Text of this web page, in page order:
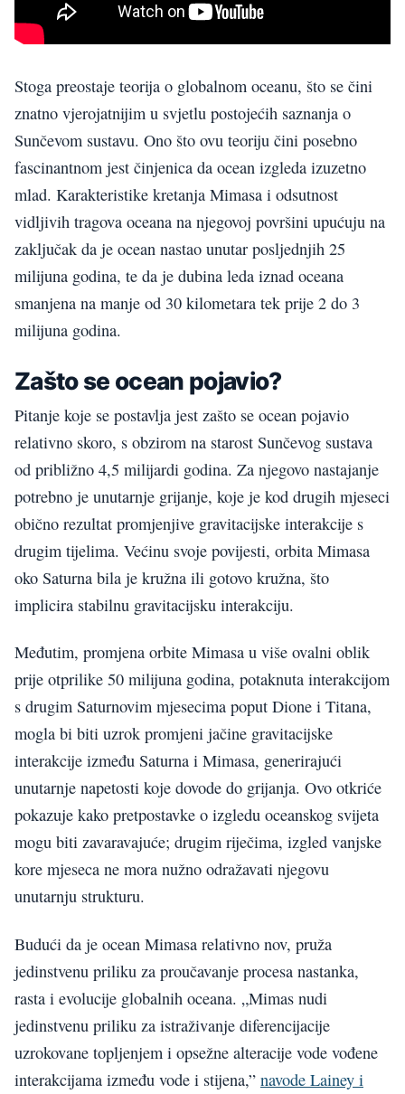
Stoga preostaje teorija o globalnom oceanu, što se čini
znatno vjerojatnijim u svjetlu postojećih saznanja o
Sunčevom sustavu. Ono što ovu teoriju čini posebno
fascinantnom jest činjenica da ocean izgleda izuzetno
mlad. Karakteristike kretanja Mimasa i odsutnost
vidljivih tragova oceana na njegovoj površini upućuju na
zaključak da je ocean nastao unutar posljednjih 25
milijuna godina, te da je dubina leda iznad oceana
smanjena na manje od 30 kilometara tek prije 2 do 3
milijuna godina.
Zašto se ocean pojavio?
Pitanje koje se postavlja jest zašto se ocean pojavio
relativno skoro, s obzirom na starost Sunčevog sustava
od približno 4,5 milijardi godina. Za njegovo nastajanje
potrebno je unutarnje grijanje, koje je kod drugih mjeseci
obično rezultat promjenjive gravitacijske interakcije s
drugim tijelima. Većinu svoje povijesti, orbita Mimasa
oko Saturna bila je kružna ili gotovo kružna, što
implicira stabilnu gravitacijsku interakciju.
Međutim, promjena orbite Mimasa u više ovalni oblik
prije otprilike 50 milijuna godina, potaknuta interakcijom
s drugim Saturnovim mjesecima poput Dione i Titana,
mogla bi biti uzrok promjeni jačine gravitacijske
interakcije između Saturna i Mimasa, generirajući
unutarnje napetosti koje dovode do grijanja. Ovo otkriće
pokazuje kako pretpostavke o izgledu oceanskog svijeta
mogu biti zavaravajuće; drugim riječima, izgled vanjske
kore mjeseca ne mora nužno odražavati njegovu
unutarnju strukturu.
Budući da je ocean Mimasa relativno nov, pruža
jedinstvenu priliku za proučavanje procesa nastanka,
rasta i evolucije globalnih oceana. „Mimas nudi
jedinstvenu priliku za istraživanje diferencijacije
uzrokovane topljenjem i opsežne alteracije vode vođene
interakcijama između vode i stijena,” navode Lainey i